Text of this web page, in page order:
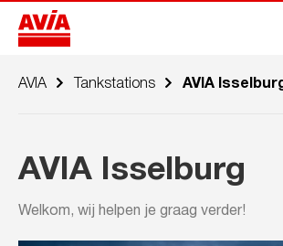
AVIA Tankstations AVIA Isselburg
AVIA Isselburg
Welkom, wij helpen je graag verder!